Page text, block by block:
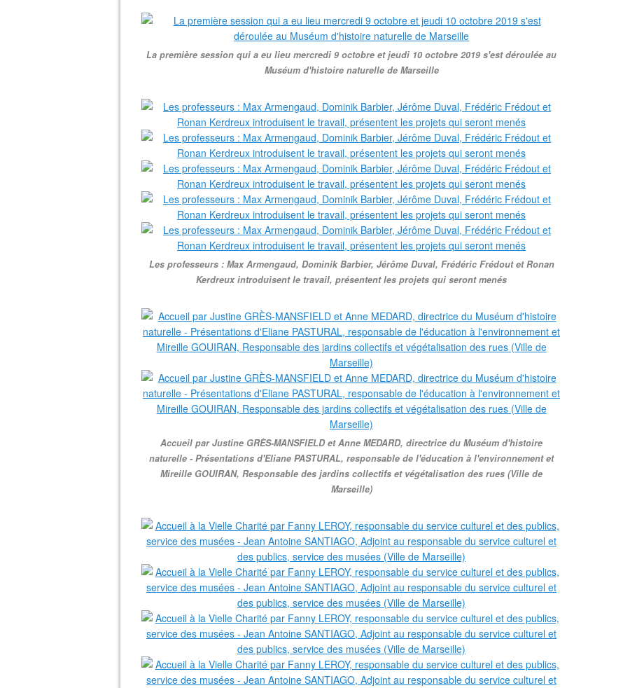
La première session qui a eu lieu mercredi 9 octobre et jeudi 10 octobre 2019 s'est déroulée au
Muséum d'histoire naturelle de Marseille
Les professeurs : Max Armengaud, Dominik Barbier, Jérôme Duval, Frédéric Frédout et Ronan
Kerdreux introduisent le travail, présentent les projets qui seront menés
Accueil par Justine GRÈS-MANSFIELD et Anne MEDARD, directrice du Muséum d'histoire
naturelle - Présentations d'Eliane PASTURAL, responsable de l'éducation à l'environnement et
Mireille GOUIRAN, Responsable des jardins collectifs et végétalisation des rues (Ville de
Marseille)